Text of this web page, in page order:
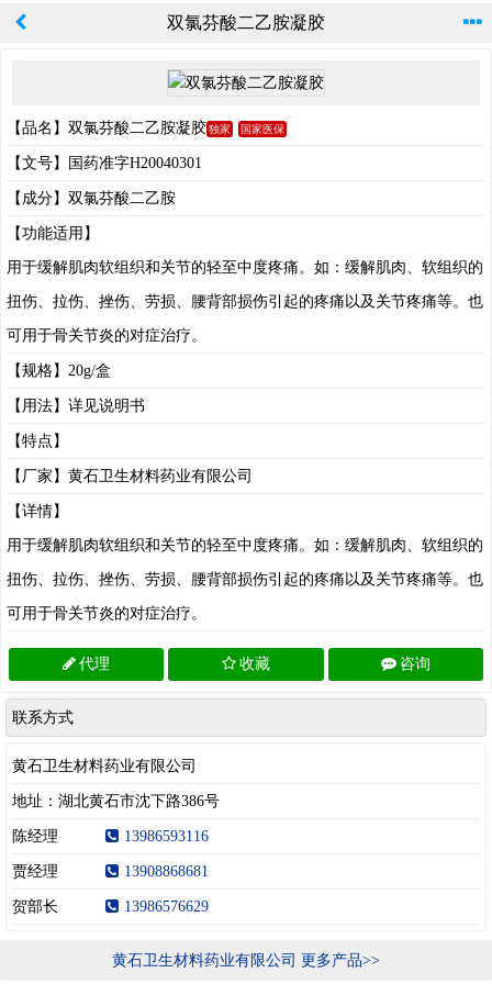
双氯芬酸二乙胺凝胶
【品名】双氯芬酸二乙胺凝胶独家 国家医保
【文号】国药准字H20040301
【成分】双氯芬酸二乙胺
【功能适用】
用于缓解肌肉软组织和关节的轻至中度疼痛。如：缓解肌肉、软组织的
扭伤、拉伤、挫伤、劳损、腰背部损伤引起的疼痛以及关节疼痛等。也
可用于骨关节炎的对症治疗。
【规格】20g/盒
【用法】详见说明书
【特点】
【厂家】黄石卫生材料药业有限公司
【详情】
用于缓解肌肉软组织和关节的轻至中度疼痛。如：缓解肌肉、软组织的
扭伤、拉伤、挫伤、劳损、腰背部损伤引起的疼痛以及关节疼痛等。也
可用于骨关节炎的对症治疗。
代理 收藏 咨询
联系方式
黄石卫生材料药业有限公司
地址：湖北黄石市沈下路386号
陈经理 13986593116
贾经理 13908868681
贺部长 13986576629
黄石卫生材料药业有限公司 更多产品>>